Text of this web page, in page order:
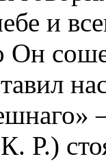
и
Он
Р.)